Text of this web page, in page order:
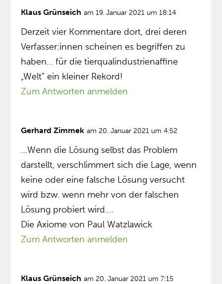
Klaus Grünseich am 19. Januar 2021 um 18:14
Derzeit vier Kommentare dort, drei deren
Verfasser:innen scheinen es begriffen zu
haben… für die tierqualindustrienaffine
„Welt” ein kleiner Rekord!
Zum Antworten anmelden
Gerhard Zimmek am 20. Januar 2021 um 4:52
…Wenn die Lösung selbst das Problem
darstellt, verschlimmert sich die Lage, wenn
keine oder eine falsche Lösung versucht
wird bzw. wenn mehr von der falschen
Lösung probiert wird….
Die Axiome von Paul Watzlawick
Zum Antworten anmelden
Klaus Grünseich am 20. Januar 2021 um 7:15